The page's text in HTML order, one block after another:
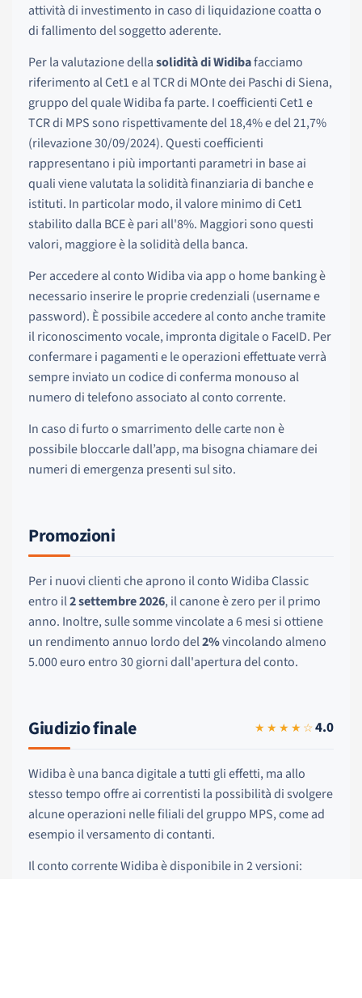
attività di investimento in caso di liquidazione coatta o
di fallimento del soggetto aderente.
Per la valutazione dellasolidità di Widibafacciamo
riferimento al Cet1 e al TCR di MOnte dei Paschi di Siena,
gruppo del quale Widiba fa parte. I coefficienti Cet1 e
TCR di MPS sono rispettivamente del 18,4% e del 21,7%
(rilevazione 30/09/2024). Questi coefficienti
rappresentano i più importanti parametri in base ai
quali viene valutata la solidità finanziaria di banche e
istituti. In particolar modo, il valore minimo di Cet1
stabilito dalla BCE è pari all'8%. Maggiori sono questi
valori, maggiore è la solidità della banca.
Per accedere al conto Widiba via app o home banking è
necessario inserire le proprie credenziali (username e
password). È possibile accedere al conto anche tramite
il riconoscimento vocale, impronta digitale o FaceID. Per
confermare i pagamenti e le operazioni effettuate verrà
sempre inviato un codice di conferma monouso al
numero di telefono associato al conto corrente.
In caso di furto o smarrimento delle carte non è
possibile bloccarle dall’app, ma bisogna chiamare dei
numeri di emergenza presenti sul sito.
Promozioni
Per i nuovi clienti che aprono il conto Widiba Classic
entro il2 settembre 2026, il canone è zero per il primo
anno. Inoltre, sulle somme vincolate a 6 mesi si ottiene
un rendimento annuo lordo del2%vincolando almeno
5.000 euro entro 30 giorni dall'apertura del conto.
Giudizio finale ★★★★☆4.0
Widiba è una banca digitale a tutti gli effetti, ma allo
stesso tempo offre ai correntisti la possibilità di svolgere
alcune operazioni nelle filiali del gruppo MPS, come ad
esempio il versamento di contanti.
Il conto corrente Widiba è disponibile in 2 versioni: